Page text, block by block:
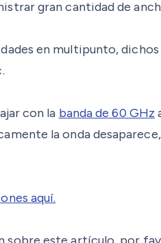
gran cantidad de
en multipunto,
con la banda de 60 GHz
la onda
aquí.